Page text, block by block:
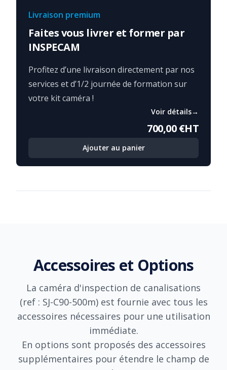
Livraison premium
Faites vous livrer et former par
INSPECAM
Profitez d’une livraison directement par nos
services et d’1/2 journée de formation sur
votre kit caméra !
Voir détails→
700,00 €HT
Ajouter au panier
Accessoires et Options
La caméra d'inspection de canalisations
(ref : SJ-C90-500m) est fournie avec tous les
accessoires nécessaires pour une utilisation
immédiate.
En options sont proposés des accessoires
supplémentaires pour étendre le champ de